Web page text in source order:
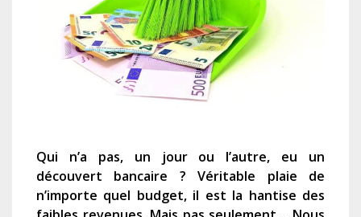
Qui n’a pas, un jour ou l’autre, eu un
découvert bancaire ? Véritable plaie de
n’importe quel budget, il est la hantise des